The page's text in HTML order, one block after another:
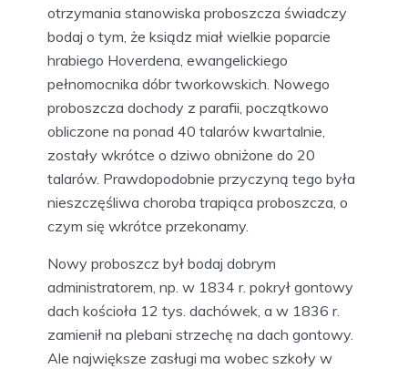
otrzymania stanowiska proboszcza świadczy
bodaj o tym, że ksiądz miał wielkie poparcie
hrabiego Hoverdena, ewangelickiego
pełnomocnika dóbr tworkowskich. Nowego
proboszcza dochody z parafii, początkowo
obliczone na ponad 40 talarów kwartalnie,
zostały wkrótce o dziwo obniżone do 20
talarów. Prawdopodobnie przyczyną tego była
nieszczęśliwa choroba trapiąca proboszcza, o
czym się wkrótce przekonamy.
Nowy proboszcz był bodaj dobrym
administratorem, np. w 1834 r. pokrył gontowy
dach kościoła 12 tys. dachówek, a w 1836 r.
zamienił na plebani strzechę na dach gontowy.
Ale największe zasługi ma wobec szkoły w